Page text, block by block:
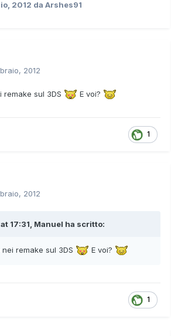
2012 da Arshes91
2012
remake sul 3DS E voi?
1
2012
17:31, Manuel ha scritto:
remake sul 3DS E voi?
1